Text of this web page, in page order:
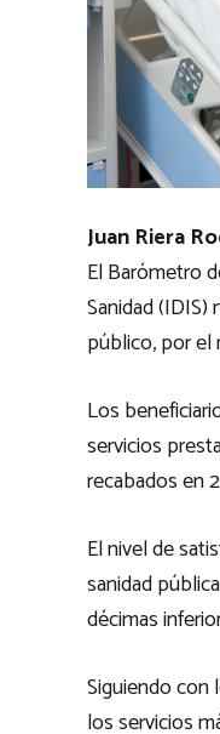
Juan Riera
El Barómetro
Sanidad
público, por el
Los
servicios
recabados en
El nivel de
sanidad
décimas
Siguiendo con
los servicios